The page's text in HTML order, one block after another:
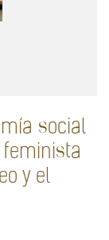
social
feminista
y el